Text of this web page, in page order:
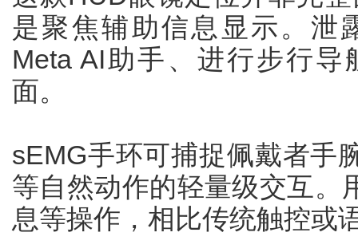
是聚焦辅助信息显示。泄
Meta AI助手、进行步行
面。
sEMG手环可捕捉佩戴者手
等自然动作的轻量级交互。
息等操作，相比传统触控或